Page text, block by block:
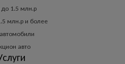
до 1.5 млн.р
млн.р и более
авто